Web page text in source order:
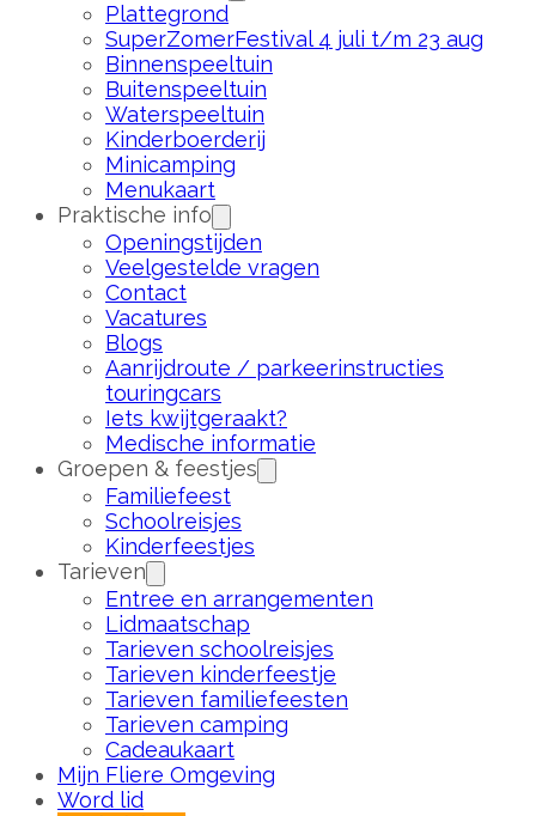
Plattegrond
SuperZomerFestival 4 juli t/m 23 aug
Binnenspeeltuin
Buitenspeeltuin
Waterspeeltuin
Kinderboerderij
Minicamping
Menukaart
Praktische info
Openingstijden
Veelgestelde vragen
Contact
Vacatures
Blogs
Aanrijdroute / parkeerinstructies
touringcars
Iets kwijtgeraakt?
Medische informatie
Groepen & feestjes
Familiefeest
Schoolreisjes
Kinderfeestjes
Tarieven
Entree en arrangementen
Lidmaatschap
Tarieven schoolreisjes
Tarieven kinderfeestje
Tarieven familiefeesten
Tarieven camping
Cadeaukaart
Mijn Fliere Omgeving
Word lid